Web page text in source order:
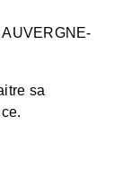
AUVERGNE-
sa